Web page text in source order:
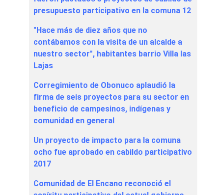
presupuesto participativo en la comuna 12
"Hace más de diez años que no
contábamos con la visita de un alcalde a
nuestro sector", habitantes barrio Villa las
Lajas
Corregimiento de Obonuco aplaudió la
firma de seis proyectos para su sector en
beneficio de campesinos, indígenas y
comunidad en general
Un proyecto de impacto para la comuna
ocho fue aprobado en cabildo participativo
2017
Comunidad de El Encano reconoció el